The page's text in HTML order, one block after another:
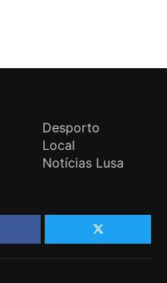
Desporto
Local
Notícias Lusa